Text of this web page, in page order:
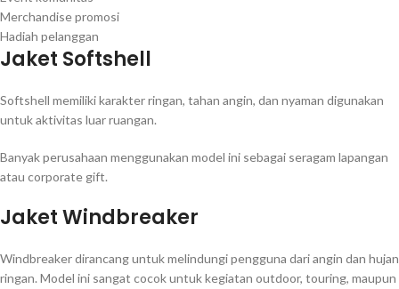
Merchandise promosi
Hadiah pelanggan
Jaket Softshell
Softshell memiliki karakter ringan, tahan angin, dan nyaman digunakan
untuk aktivitas luar ruangan.
Banyak perusahaan menggunakan model ini sebagai seragam lapangan
atau corporate gift.
Jaket Windbreaker
Windbreaker dirancang untuk melindungi pengguna dari angin dan hujan
ringan. Model ini sangat cocok untuk kegiatan outdoor, touring, maupun